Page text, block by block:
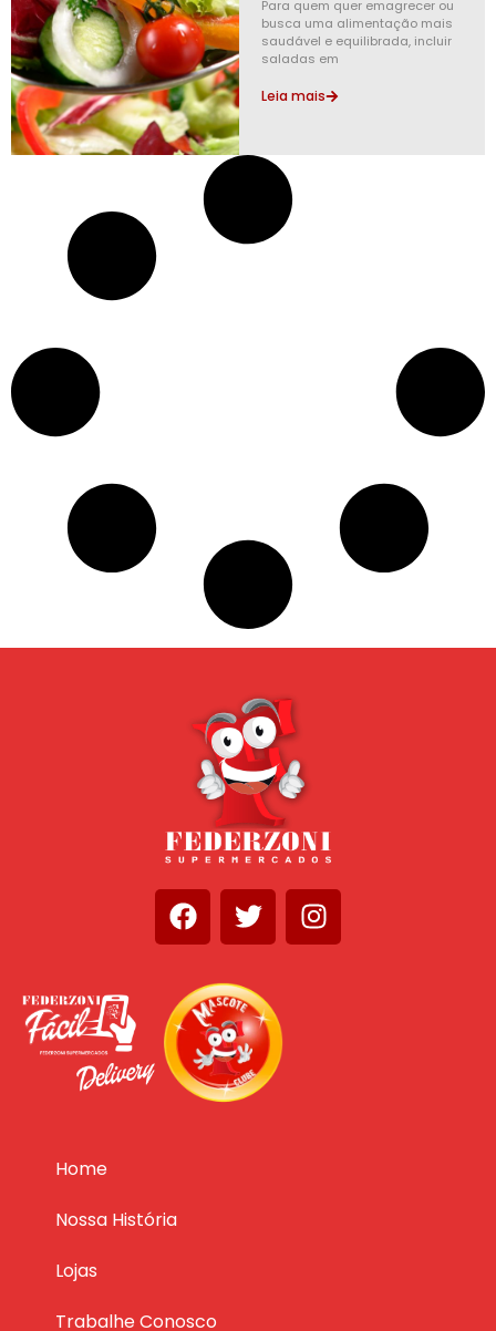
Para quem quer emagrecer ou
busca uma alimentação mais
saudável e equilibrada, incluir
saladas em
Leia mais
Home
Nossa História
Lojas
Trabalhe Conosco